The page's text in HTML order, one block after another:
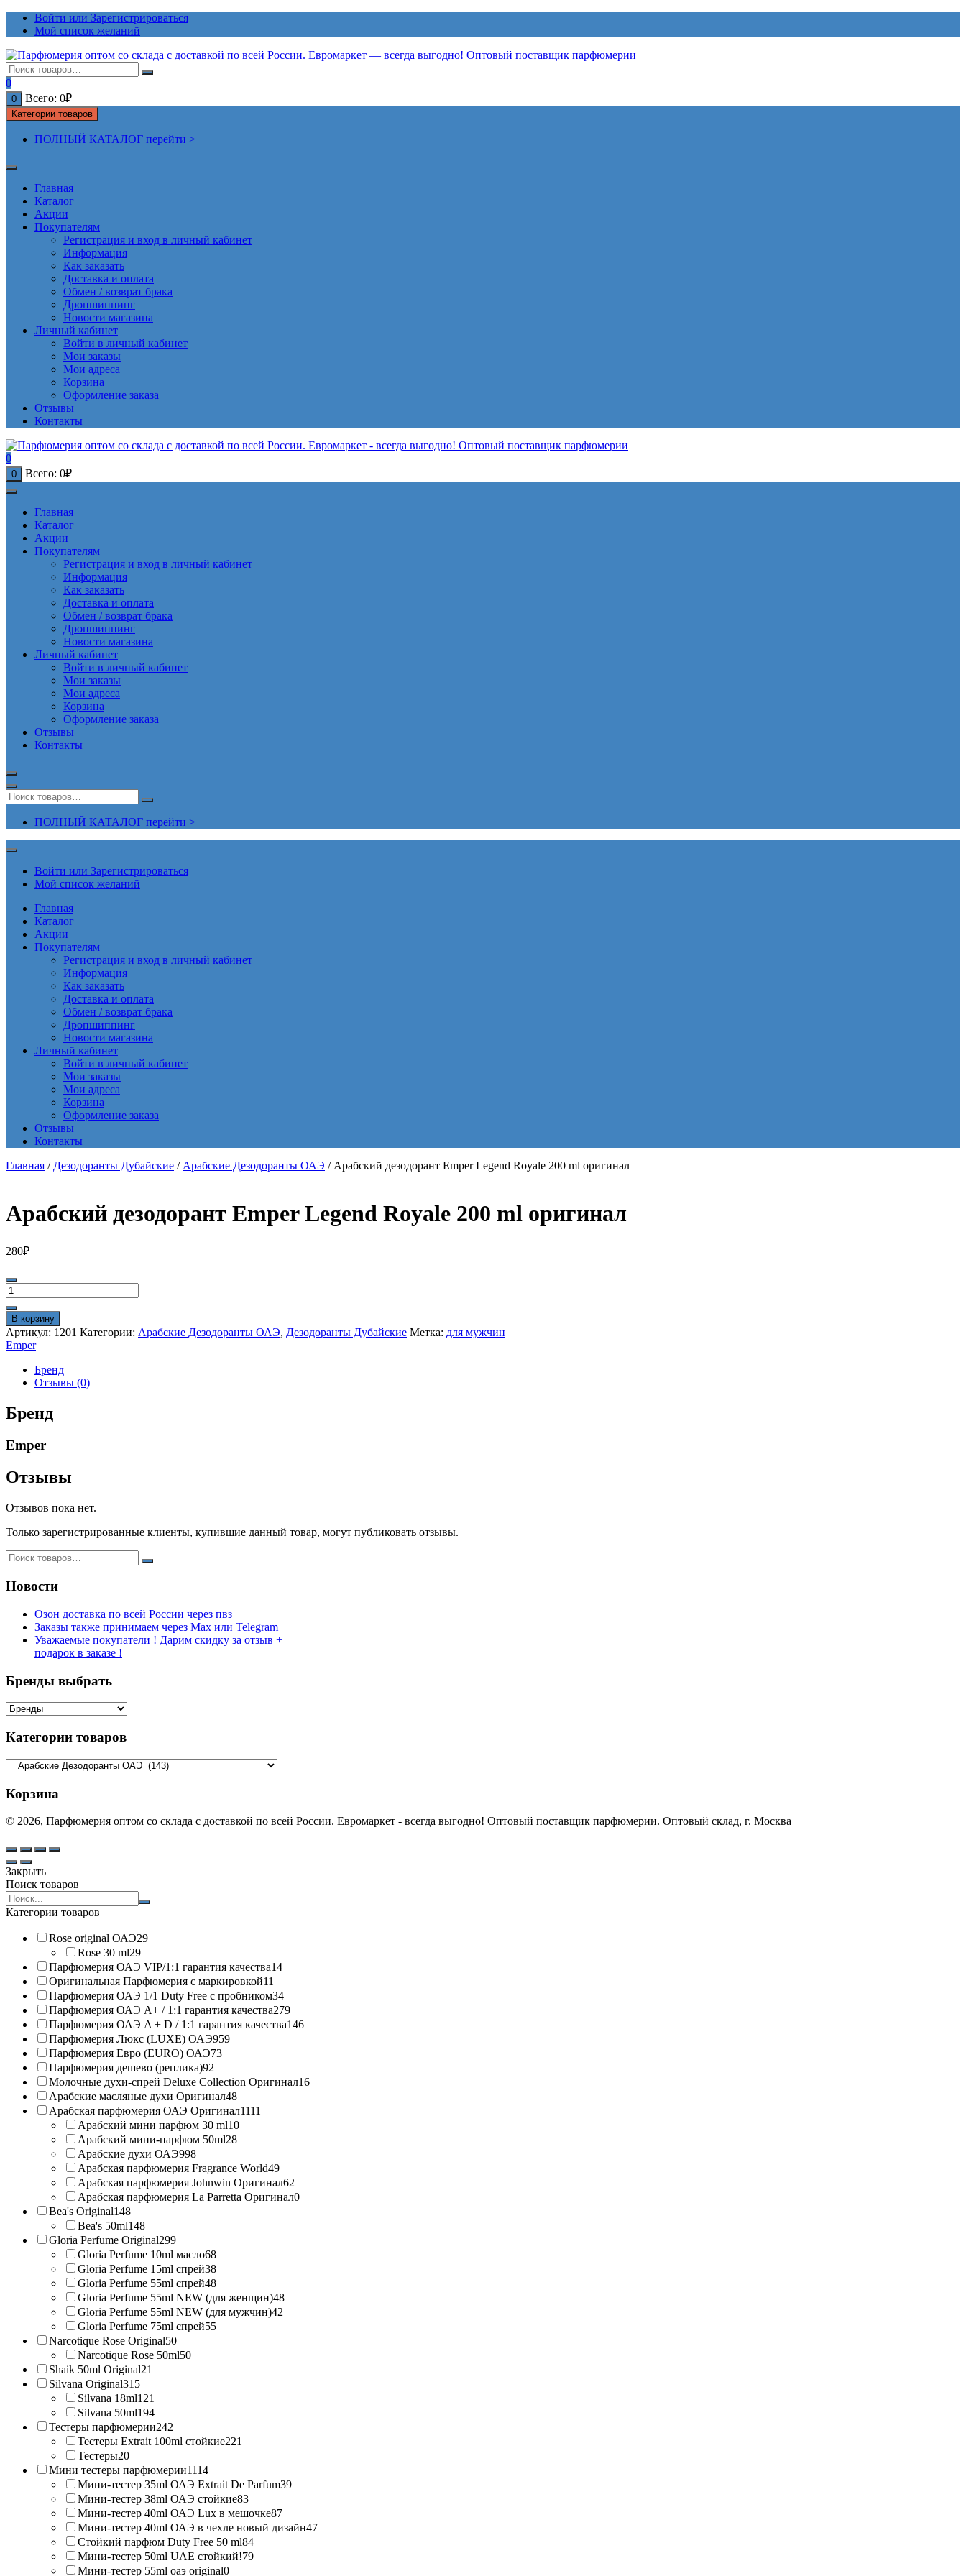
ПерейтиВойти или Зарегистрироваться
Мой список желаний
0
0 Всего: 0₽
Категории товаров
ПОЛНЫЙ КАТАЛОГ перейти >
Главная
Каталог
Акции
Покупателям
Регистрация и вход в личный кабинет
Информация
Как заказать
Доставка и оплата
Обмен / возврат брака
Дропшиппинг
Новости магазина
Личный кабинет
Войти в личный кабинет
Мои заказы
Мои адреса
Корзина
Оформление заказа
Отзывы
Контакты
0
0 Всего: 0₽
Главная
Каталог
Акции
Покупателям
Регистрация и вход в личный кабинет
Информация
Как заказать
Доставка и оплата
Обмен / возврат брака
Дропшиппинг
Новости магазина
Личный кабинет
Войти в личный кабинет
Мои заказы
Мои адреса
Корзина
Оформление заказа
Отзывы
Контакты
ПОЛНЫЙ КАТАЛОГ перейти >
Войти или Зарегистрироваться
Мой список желаний
Главная
Каталог
Акции
Покупателям
Регистрация и вход в личный кабинет
Информация
Как заказать
Доставка и оплата
Обмен / возврат брака
Дропшиппинг
Новости магазина
Личный кабинет
Войти в личный кабинет
Мои заказы
Мои адреса
Корзина
Оформление заказа
Отзывы
Контакты
Главная / Дезодоранты Дубайские / Арабские Дезодоранты ОАЭ / Арабский дезодорант Emper Legend Royale 200 ml оригинал
Арабский дезодорант Emper Legend Royale 200 ml оригинал
280₽
Количество
товара
Арабский
дезодорант
Emper
Legend
Royale
оригинал
В корзину
Артикул: 1201 Категории: Арабские Дезодоранты ОАЭ, Дезодоранты Дубайские Метка: для мужчин
Emper
Бренд
Отзывы (0)
Бренд
Emper
Отзывы
Отзывов пока нет.
Только зарегистрированные клиенты, купившие данный товар, могут публиковать отзывы.
Новости
Озон доставка по всей России через пвз
Заказы также принимаем через Max или Telegram
Уважаемые покупатели ! Дарим скидку за отзыв +
подарок в заказе !
Бренды выбрать
Категории товаров
Корзина
© 2026, Парфюмерия оптом со склада с доставкой по всей России. Евромаркет - всегда выгодно! Оптовый поставщик парфюмерии. Оптовый склад, г. Москва
Закрыть
Поиск товаров
Search
products:
Категории товаров
Rose original ОАЭ29
Rose 30 ml29
Парфюмерия ОАЭ VIP/1:1 гарантия качества14
Оригинальная Парфюмерия с маркировкой11
Парфюмерия ОАЭ 1/1 Duty Free с пробником34
Парфюмерия ОАЭ A+ / 1:1 гарантия качества279
Парфюмерия ОАЭ A + D / 1:1 гарантия качества146
Парфюмерия Люкс (LUXE) ОАЭ959
Парфюмерия Евро (EURO) ОАЭ73
Парфюмерия дешево (реплика)92
Молочные духи-спрей Deluxe Collection Оригинал16
Арабские масляные духи Оригинал48
Арабская парфюмерия ОАЭ Оригинал1111
Арабский мини парфюм 30 ml10
Арабский мини-парфюм 50ml28
Арабские духи ОАЭ998
Арабская парфюмерия Fragrance World49
Арабская парфюмерия Johnwin Оригинал62
Арабская парфюмерия La Parretta Оригинал0
Bea's Original148
Bea's 50ml148
Gloria Perfume Original299
Gloria Perfume 10ml масло68
Gloria Perfume 15ml спрей38
Gloria Perfume 55ml спрей48
Gloria Perfume 55ml NEW (для женщин)48
Gloria Perfume 55ml NEW (для мужчин)42
Gloria Perfume 75ml спрей55
Narcotique Rose Original50
Narcotique Rose 50ml50
Shaik 50ml Original21
Silvana Original315
Silvana 18ml121
Silvana 50ml194
Тестеры парфюмерии242
Тестеры Extrait 100ml стойкие221
Тестеры20
Мини тестеры парфюмерии1114
Мини-тестер 35ml ОАЭ Extrait De Parfum39
Мини-тестер 38ml ОАЭ стойкие83
Мини-тестер 40ml ОАЭ Lux в мешочке87
Мини-тестер 40ml ОАЭ в чехле новый дизайн47
Стойкий парфюм Duty Free 50 ml84
Мини-тестер 50ml UAE стойкий!79
Мини-тестер 55ml оаэ original0